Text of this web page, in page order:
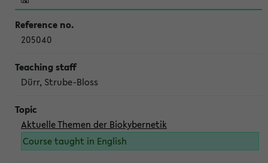
205040
Dürr, Strube-Bloss
Aktuelle Themen der Biokybernetik
Course taught in English